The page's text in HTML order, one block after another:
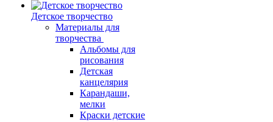
Детское творчество
Материалы для
творчества
Альбомы для
рисования
Детская
канцелярия
Карандаши,
мелки
Краски детские